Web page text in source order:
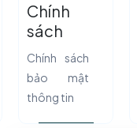
Chính
sách
bảo mật
thông
tin
Chính sách
bảo mật
thông tin